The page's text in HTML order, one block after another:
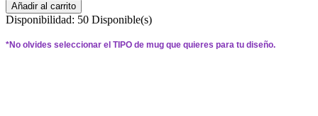
Añadir al carrito
Disponibilidad: 50 Disponible(s)
*No olvides seleccionar el TIPO de mug que quieres para tu diseño.